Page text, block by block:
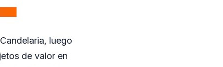
luego
de valor en